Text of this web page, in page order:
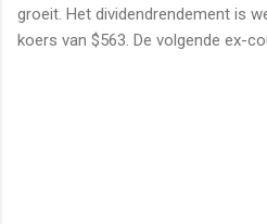
groeit. Het dividendrendement is
koers van $563. De volgende ex-